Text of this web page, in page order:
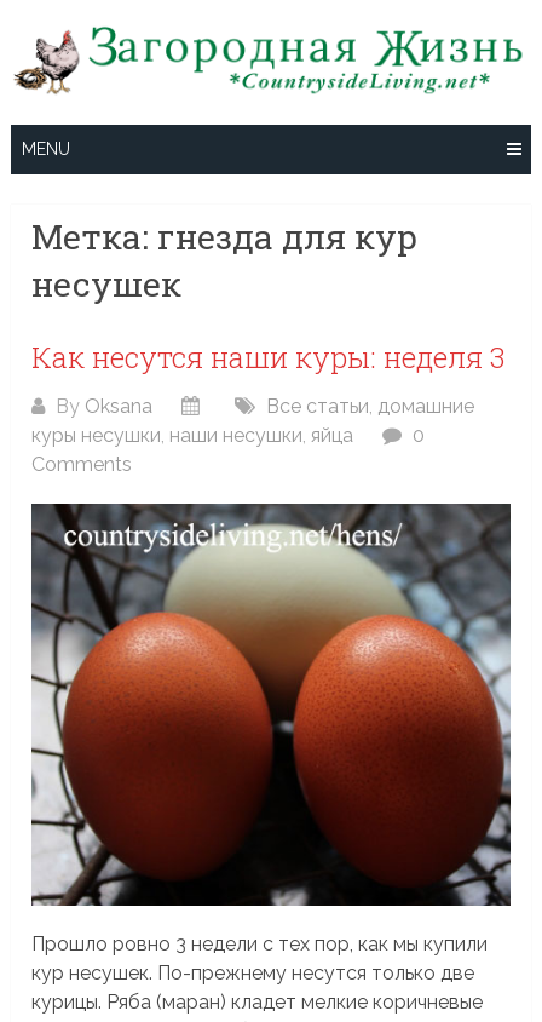
content
MENU
Метка: гнезда для кур
несушек
Как несутся наши куры: неделя 3
By Oksana Все статьи, домашние
куры несушки, наши несушки,яйца
0
Comments
Прошло ровно 3 недели с тех пор, как мы купили
кур несушек. По-прежнему несутся только две
курицы. Ряба (маран) кладет мелкие коричневые